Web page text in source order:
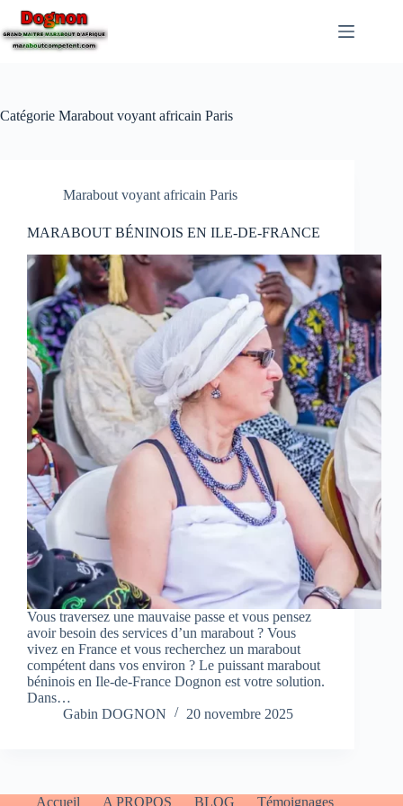
Catégorie Marabout voyant africain Paris
Marabout voyant africain Paris
MARABOUT BÉNINOIS EN ILE-DE-FRANCE
Vous traversez une mauvaise passe et vous pensez
avoir besoin des services d’un marabout ? Vous
vivez en France et vous recherchez un marabout
compétent dans vos environ ? Le puissant marabout
béninois en Ile-de-France Dognon est votre solution.
Dans…
Gabin DOGNON
20 novembre 2025
Accueil A PROPOS BLOG Témoignages